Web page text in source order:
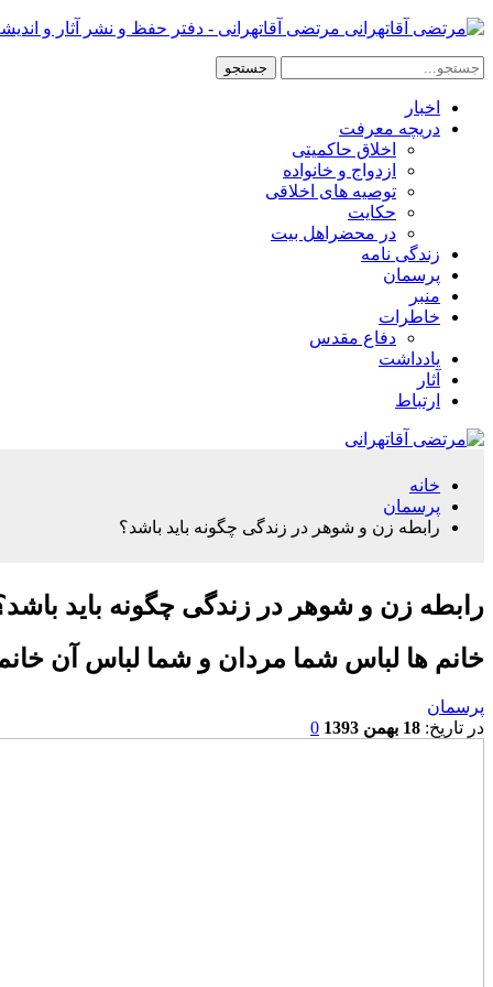
مرتضی آقاتهرانی - دفتر حفظ و نشر آثار و
اخبار
دریچه معرفت
اخلاق حاکمیتی
ازدواج و خانواده
توصیه های اخلاقی
حکایت
در محضراهل بیت
زندگی نامه
پرسمان
منبر
خاطرات
دفاع مقدس
یادداشت
آثار
ارتباط
خانه
پرسمان
رابطه زن و شوهر در زندگی چگونه باید باشد؟
رابطه زن و شوهر در زندگی چگونه باید
خانم ها لباس شما مردان و شما لباس آن
پرسمان
در تاریخ: 18 بهمن 1393 0